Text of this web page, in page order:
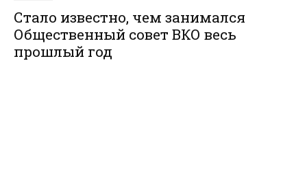
Стало известно, чем занимался
Общественный совет ВКО весь
прошлый год